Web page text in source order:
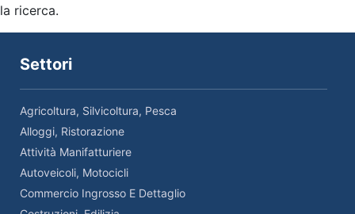
la ricerca.
Settori
Agricoltura, Silvicoltura, Pesca
Alloggi, Ristorazione
Attività Manifatturiere
Autoveicoli, Motocicli
Commercio Ingrosso E Dettaglio